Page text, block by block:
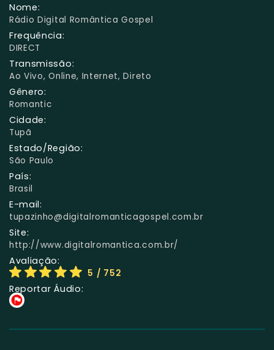
Nome:
Rádio Digital Romântica Gospel
Frequência:
DIRECT
Transmissão:
Ao Vivo, Online, Internet, Direto
Gênero:
Romantic
Cidade:
Tupã
Estado/Região:
São Paulo
País:
Brasil
E-mail:
tupazinho@digitalromanticagospel.com.br
Site:
http://www.digitalromantica.com.br/
Avaliação:
5 / 752
Reportar Áudio: